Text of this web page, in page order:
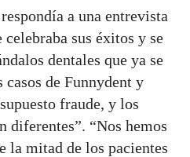
a una entrevista
celebraba sus éxitos y se
dentales que ya se
de Funnydent y
fraude, y los
diferentes”. “Nos hemos
la mitad de los pacientes